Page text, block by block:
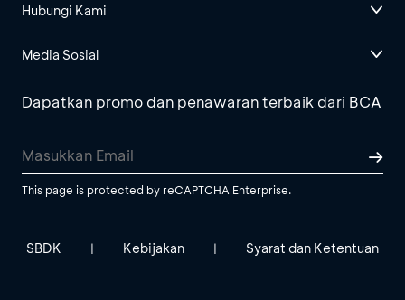
Hubungi Kami
Media Sosial
Dapatkan promo dan penawaran terbaik dari BCA
This page is protected by reCAPTCHA Enterprise.
SBDK | Kebijakan | Syarat dan Ketentuan